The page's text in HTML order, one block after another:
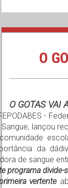
O
O GOTAS VAI
-
Sangue, lançou
da
de sangue
programa divide-
vertente